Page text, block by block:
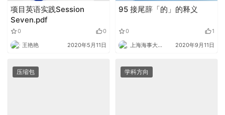
项目英语实践Session
Seven.pdf
0 0
王艳艳 2020年5月11日
95 接尾辞「的」的释义
0 1
上海海事大学外语 2020年9月11日
压缩包 学科方向